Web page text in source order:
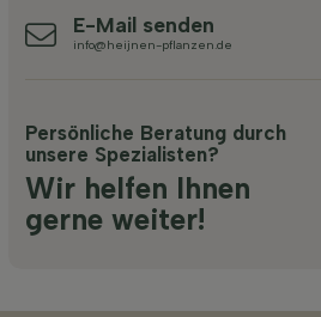
E-Mail senden
info@heijnen-pflanzen.de
Persönliche Beratung durch
unsere Spezialisten?
Wir helfen Ihnen
gerne weiter!